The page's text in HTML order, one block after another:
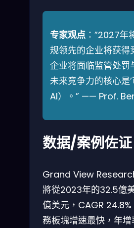
专家观点 ：”2027年
规领先的企业将获
企业将面临监管处
未来竞争力的核心
AI）。” —— Prof.
数据/案例佐证
Grand View
將從2023年的32.5億
億美元，CAGR
務板塊增速最快，年增